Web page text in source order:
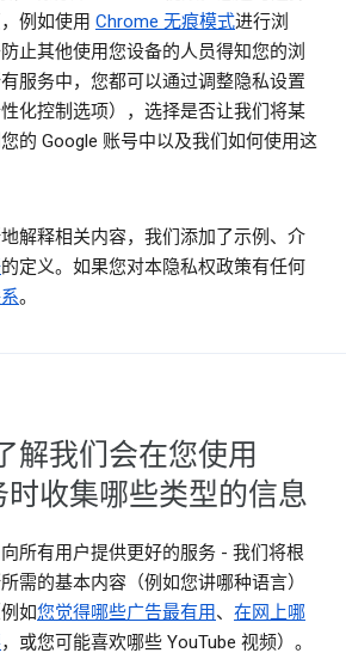
例如使用 Chrome 无痕模式进行浏
止其他使用您设备的人员得知您的浏
服务中，您都可以通过调整隐私设置
性化控制选项），选择是否让我们将某
的 Google 账号中以及我们如何使用这
解释相关内容，我们添加了示例、介
的定义。如果您对本隐私权政策有任何
。
解我们会在您使用
收集哪些类型的信息
所有用户提供更好的服务 - 我们将根
需的基本内容（例如您讲哪种语言）
如您觉得哪些广告最有用、 在网上哪
，或您可能喜欢哪些 YouTube 视频）。